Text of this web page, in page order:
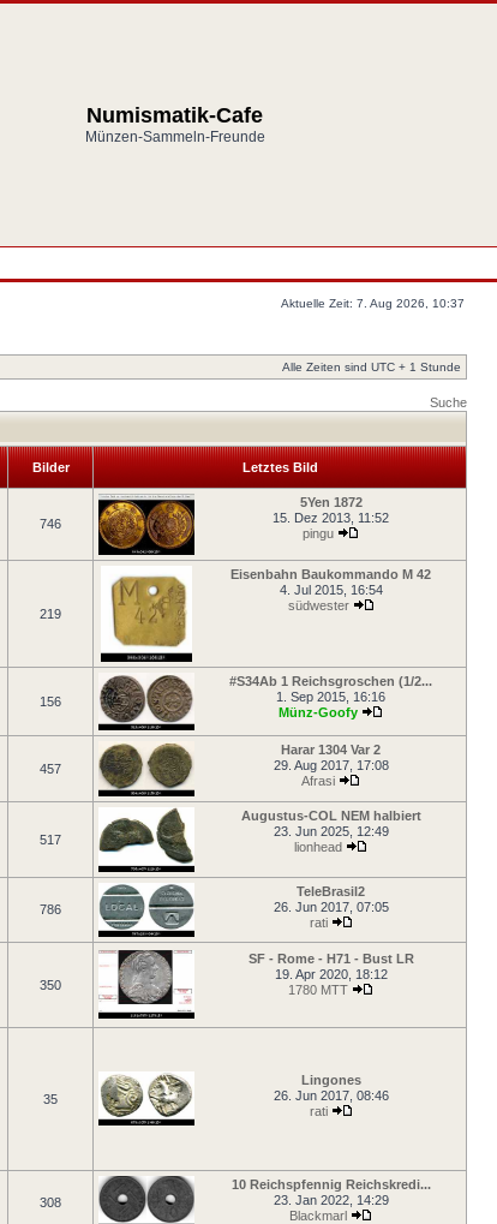
Numismatik-Cafe
Münzen-Sammeln-Freunde
Aktuelle Zeit: 7. Aug 2026, 10:37
Alle Zeiten sind UTC + 1 Stunde
Suche
Bilder Letztes Bild
746
5Yen 1872
15. Dez 2013, 11:52
pingu
219
Eisenbahn Baukommando M 42
4. Jul 2015, 16:54
südwester
156
#S34Ab 1 Reichsgroschen (1/2...
1. Sep 2015, 16:16
Münz-Goofy
457
Harar 1304 Var 2
29. Aug 2017, 17:08
Afrasi
517
Augustus-COL NEM halbiert
23. Jun 2025, 12:49
lionhead
786
TeleBrasil2
26. Jun 2017, 07:05
rati
350
SF - Rome - H71 - Bust LR
19. Apr 2020, 18:12
1780 MTT
35
Lingones
26. Jun 2017, 08:46
rati
308
10 Reichspfennig Reichskredi...
23. Jan 2022, 14:29
Blackmarl